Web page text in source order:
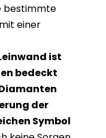
bestimmte
einer
ist
bedeckt
der
Symbol